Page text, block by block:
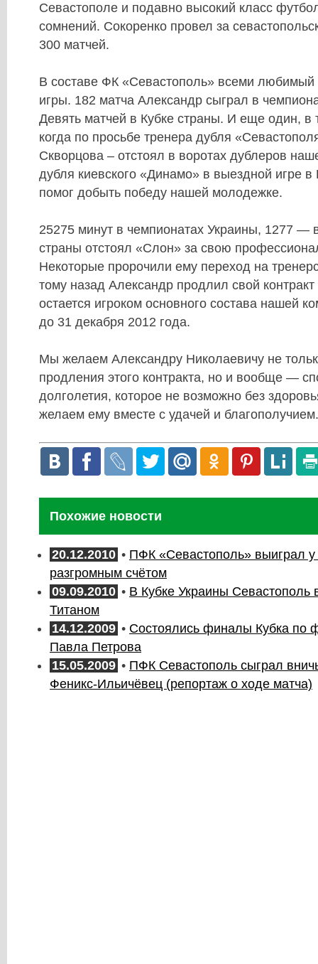
Севастополе и подавно высокий класс
сомнений. Сокоренко провел за
300 матчей.
В составе ФК «Севастополь» всеми
игры. 182 матча Александр сыграл в
Девять матчей в Кубке страны. И еще один, в
когда по просьбе тренера дубля
Скворцова – отстоял в воротах дублеров
дубля киевского «Динамо» в выездной игре в
помог добыть победу нашей молодежке.
25275 минут в чемпионатах Украины, 1277 —
страны отстоял «Слон» за свою
Некоторые пророчили ему переход на
тому назад Александр продлил свой
остается игроком основного состава нашей
до 31 декабря 2012 года.
Мы желаем Александру Николаевичу не
продления этого контракта, но и вообще —
долголетия, которое не возможно без
желаем ему вместе с удачей и благополучием.
Похожие новости
20.12.2010 • ПФК «Севастополь» выиграл у
разгромным счётом
09.09.2010 • В Кубке Украины Севастополь
Титаном
14.12.2009 • Состоялись финалы Кубка по
Павла Петрова
15.05.2009 • ПФК Севастополь сыграл
Феникс-Ильичёвец (репортаж о ходе матча)